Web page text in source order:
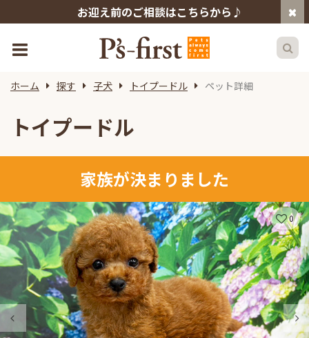
お迎え前のご相談はこちらから♪
ホーム 探す 子犬 トイプードル ペット詳細
トイプードル
家族が決まりました
0